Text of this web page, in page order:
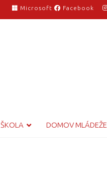
Microsoft Facebook
ŠKOLA DOMOV MLÁDEŽE